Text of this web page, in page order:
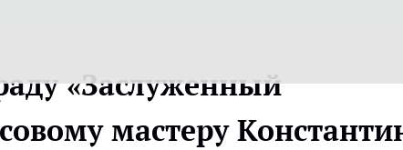
«Заслуженный
мастеру